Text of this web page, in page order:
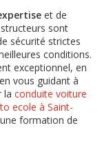
et de
sont
sécurité strictes
conditions.
exceptionnel, en
vous guidant à
la conduite voiture
ecole à Saint-
formation de